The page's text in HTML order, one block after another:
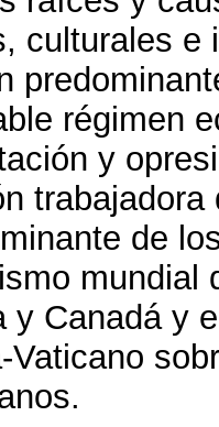
culturales e
régimen
y
de
mundial
y Canadá y
Vaticano